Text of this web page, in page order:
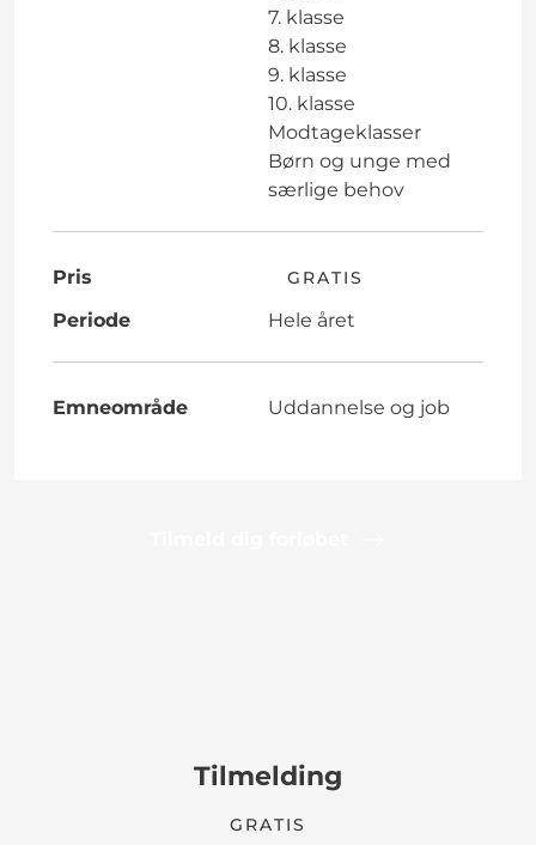
7. klasse
8. klasse
9. klasse
10. klasse
Modtageklasser
Børn og unge med
særlige behov
Pris GRATIS
Periode Hele året
Emneområde Uddannelse og job
Tilmelding
GRATIS